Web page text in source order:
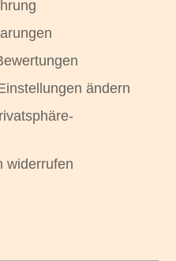
ändern
widerrufen